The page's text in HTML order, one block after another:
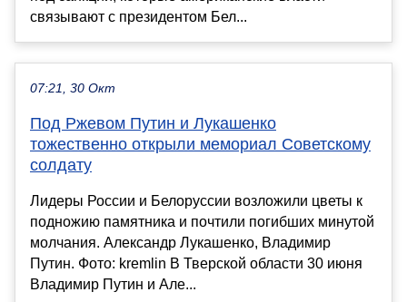
связывают с президентом Бел...
07:21, 30 Окт
Под Ржевом Путин и Лукашенко
тожественно открыли мемориал Советскому
солдату
Лидеры России и Белоруссии возложили цветы к
подножию памятника и почтили погибших минутой
молчания. Александр Лукашенко, Владимир
Путин. Фото: kremlin В Тверской области 30 июня
Владимир Путин и Але...